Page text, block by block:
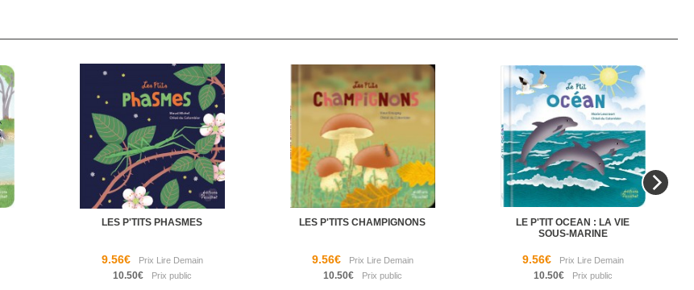
LES P'TITS PHASMES
9.56€
10.50€
LES P'TITS CHAMPIGNONS
9.56€
10.50€
LE P'TIT OCEAN : LA VIE
SOUS-MARINE
9.56€
10.50€